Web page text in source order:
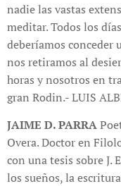
nadie las vastas
meditar. Todos los
deberíamos conceder
nos retiramos al
horas y nosotros en
gran Rodin.- LUIS
JAIME D. PARRA
Overa. Doctor en
con una tesis sobre J.
los sueños, la